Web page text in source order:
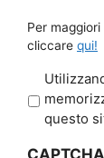
Per
cliccare qui!
r
questo
CAPTCHA